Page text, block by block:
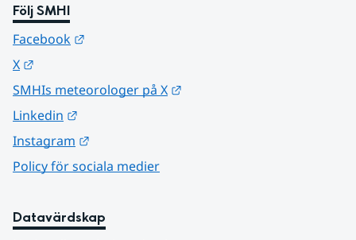
Följ SMHI
Facebook
X
SMHIs meteorologer på X
Linkedin
Instagram
Policy för sociala medier
Datavärdskap